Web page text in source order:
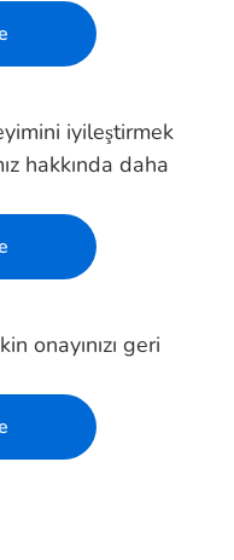
iyileştirmek
hakkında daha
onayınızı geri